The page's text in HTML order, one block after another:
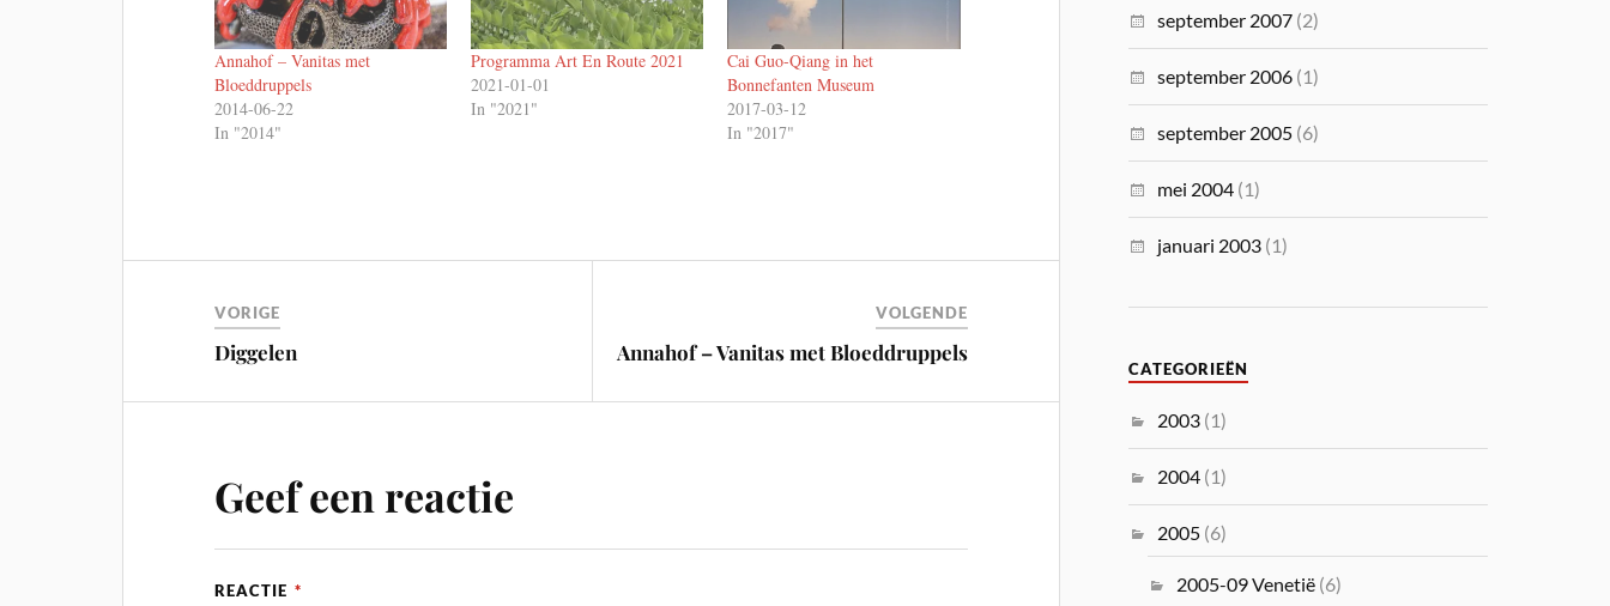
Annahof – Vanitas met
Bloeddruppels
2014-06-22
In "2014"
Programma Art En Route 2021
2021-01-01
In "2021"
Cai Guo-Qiang in het
Bonnefanten Museum
2017-03-12
In "2017"
VORIGE
Diggelen
VOLGENDE
Annahof – Vanitas met Bloeddruppels
Geef een reactie
REACTIE *
september 2007 (2)
september 2006 (1)
september 2005 (6)
mei 2004 (1)
januari 2003 (1)
CATEGORIEËN
2003 (1)
2004 (1)
2005 (6)
2005-09 Venetië (6)